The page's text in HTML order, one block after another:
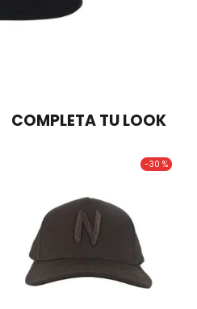
COMPLETA TU LOOK
-30 %